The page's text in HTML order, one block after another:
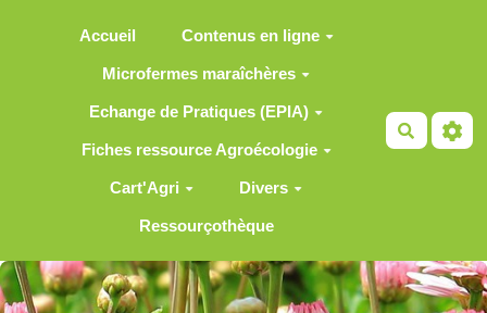
Accueil Contenus en ligne
Microfermes maraîchères
Echange de Pratiques (EPIA)
Fiches ressource Agroécologie
Cart'Agri Divers
Ressourçothèque